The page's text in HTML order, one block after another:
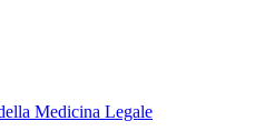
Medicina Legale